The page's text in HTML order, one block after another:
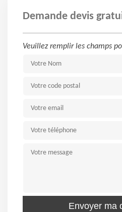
Demande devis
Veuillez remplir les champs